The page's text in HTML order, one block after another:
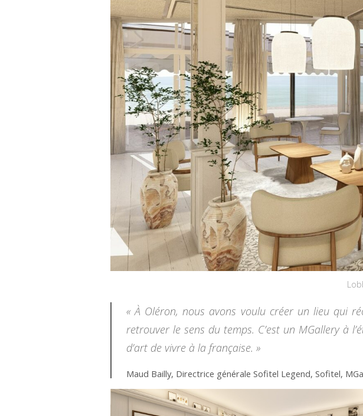
« À Oléron, nous avons voulu créer un lieu qui
retrouver le sens du temps. C’est un MGallery à
d’art de vivre à la française. »
Maud Bailly, Directrice générale Sofitel Legend, Sofitel,